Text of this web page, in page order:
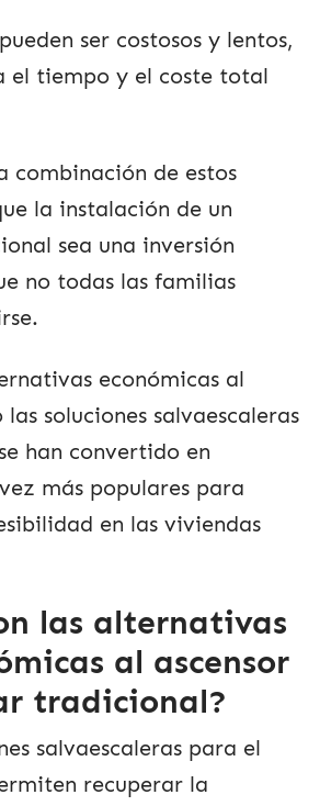
ser costosos y lentos,
el tiempo y el coste total
combinación de estos
la instalación de un
sea una inversión
no todas las familias
económicas al
las soluciones salvaescaleras
han convertido en
más populares para
en las viviendas
las alternativas
al ascensor
tradicional?
salvaescaleras para el
recuperar la